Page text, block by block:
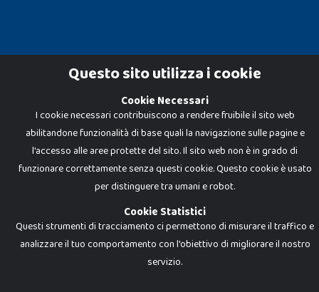
Dadi e Mattoncini è un brand di Giocabene Srl. Ogni riproduzione o utilizzo non
espressamente autorizzato è severamente vietato. Tutti i loghi, marchi,
brand elencati nel presente shop sono di proprietà dei rispettivi titolari.
I prezzi e le promozioni pubblicate potrebbero differire da quanto esposto in
negozio.
Giocabene Srl - via della Posta 8, 20123 Milano (MI)
P.IVA 02608090425 - REA AN201199 - C.S. 10.000 i.v.
Questo sito utilizza i cookie
Cookie Necessari
I cookie necessari contribuiscono a rendere fruibile il sito web
abilitandone funzionalità di base quali la navigazione sulle pagine e
l'accesso alle aree protette del sito. Il sito web non è in grado di
funzionare correttamente senza questi cookie. Questo cookie è usato
per distinguere tra umani e robot.
Cookie Statistici
Questi strumenti di tracciamento ci permettono di misurare il traffico e
analizzare il tuo comportamento con l'obiettivo di migliorare il nostro
servizio.